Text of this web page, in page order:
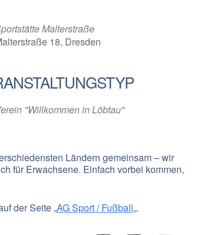
Malterstraße
18, Dresden
"Willkommen in Löbtau"
Ländern gemeinsam – wir
für Erwachsene. Einfach vorbei kommen,
der Seite „AG Sport / Fußball„.